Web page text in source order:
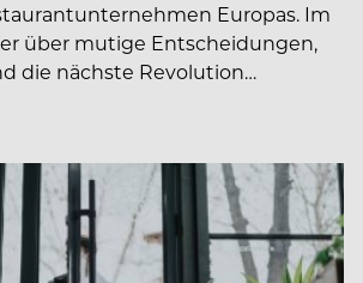
Europas. Im
über mutige Entscheidungen,
die nächste Revolution…